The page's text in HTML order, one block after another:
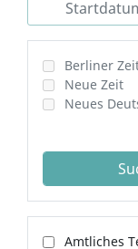
Berliner
Neue Zeit
Neues
Amtliches